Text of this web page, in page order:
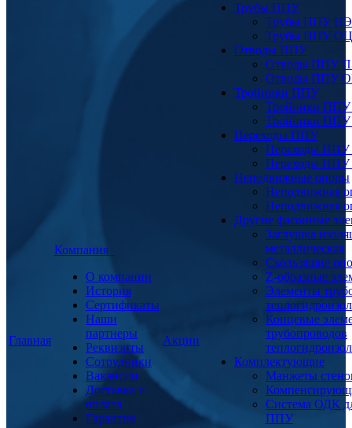
Главная
Компания
О компании
История
Сертификаты
Наши
партнеры
Реквизиты
Сотрудники
Вакансии
Доставка и
оплата
Гарантия
Акции
Трубы ППУ
Трубы ППУ ПЭ
Трубы ППУ ОЦ
Отводы ППУ
Отводы ППУ
Отводы ППУ
Тройники ППУ
Тройники
Тройники
Переходы ППУ
Переходы
Переходы
Неподвижные опоры
Неподвижная
Неподвижная
Другие фасонные
Заглушка
металлическая
Скользящие
Z-образные
Элементы
Концевые
трубопроводов
Комплектующие
Манжеты
Система ОДК
ППУ